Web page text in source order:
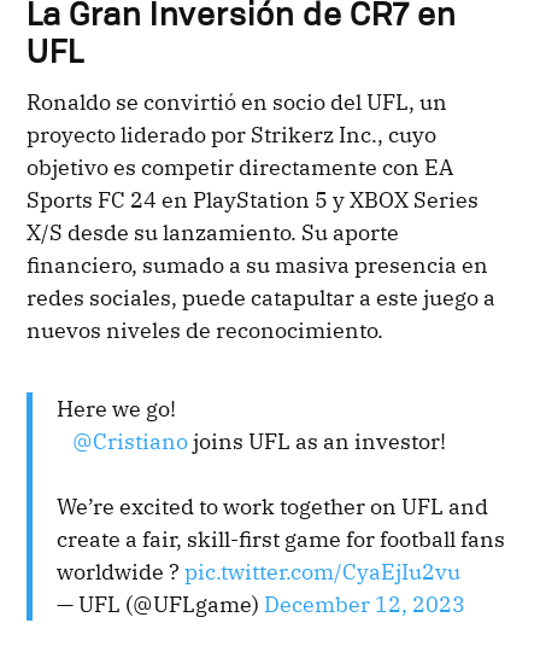
La Gran Inversión de CR7 en
UFL
Ronaldo se convirtió en socio del UFL, un
proyecto liderado por Strikerz Inc., cuyo
objetivo es competir directamente con EA
Sports FC 24 en PlayStation 5 y XBOX Series
X/S desde su lanzamiento. Su aporte
financiero, sumado a su masiva presencia en
redes sociales, puede catapultar a este juego a
nuevos niveles de reconocimiento.
Here we go!
@Cristianojoins UFL as an investor!
We’re excited to work together on UFL and
create a fair, skill-first game for football fans
worldwide ?pic.twitter.com/CyaEjIu2vu
— UFL (@UFLgame) December 12, 2023